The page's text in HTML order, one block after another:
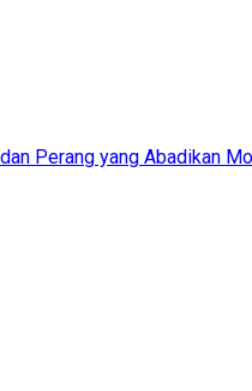
Perang yang Abadikan